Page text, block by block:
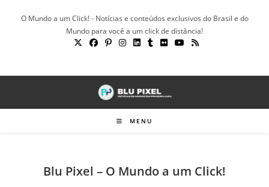
O Mundo a um Click! - Notícias e conteúdos exclusivos do Brasil e do
Mundo para você a um click de distância!
MENU
Blu Pixel – O Mundo a um Click!